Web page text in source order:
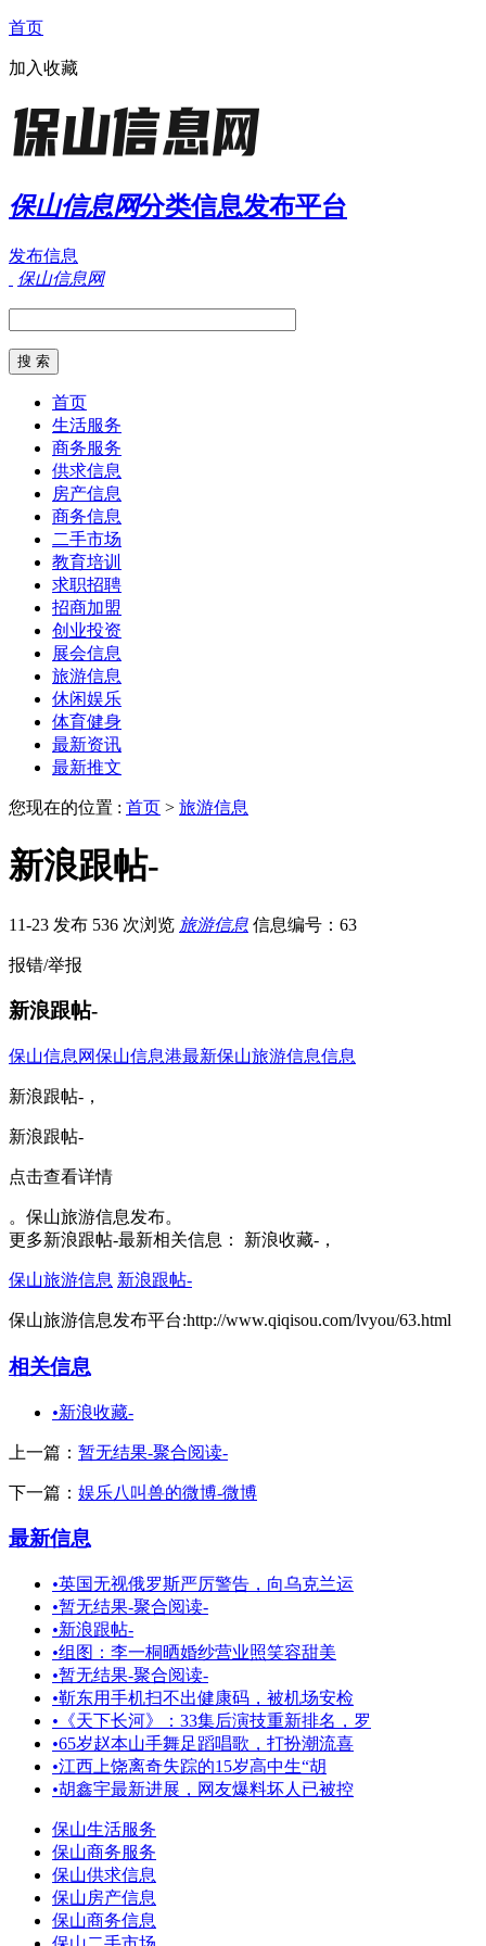
首页
加入收藏
保山信息网分类信息发布平台
发布信息
保山信息网
首页
生活服务
商务服务
供求信息
房产信息
商务信息
二手市场
教育培训
求职招聘
招商加盟
创业投资
展会信息
旅游信息
休闲娱乐
体育健身
最新资讯
最新推文
您现在的位置 : 首页 > 旅游信息
新浪跟帖-
11-23 发布 536 次浏览 旅游信息 信息编号：63
报错/举报
新浪跟帖-
保山信息网保山信息港最新保山旅游信息信息
新浪跟帖-，
新浪跟帖-
点击查看详情
。保山旅游信息发布。
更多新浪跟帖-最新相关信息： 新浪收藏-，
保山旅游信息 新浪跟帖-
保山旅游信息发布平台:http://www.qiqisou.com/lvyou/63.html
相关信息
•新浪收藏-
上一篇： 暂无结果-聚合阅读-
下一篇： 娱乐八叫兽的微博-微博
最新信息
•英国无视俄罗斯严厉警告，向乌克兰运
•暂无结果-聚合阅读-
•新浪跟帖-
•组图：李一桐晒婚纱营业照笑容甜美
•暂无结果-聚合阅读-
•靳东用手机扫不出健康码，被机场安检
• 《天下长河》：33集后演技重新排名，罗
•65岁赵本山手舞足蹈唱歌，打扮潮流喜
•江西上饶离奇失踪的15岁高中生“胡
•胡鑫宇最新进展，网友爆料坏人已被控
保山生活服务
保山商务服务
保山供求信息
保山房产信息
保山商务信息